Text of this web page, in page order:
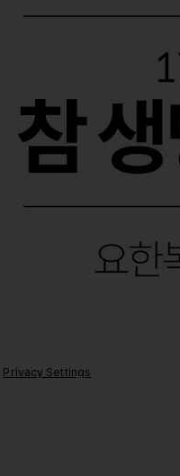
Privacy Settings